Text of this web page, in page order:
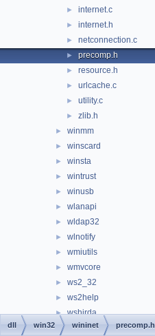
► internet.c
► internet.h
► netconnection.c
► precomp.h
► resource.h
► urlcache.c
► utility.c
► zlib.h
► winmm
► winscard
► winsta
► wintrust
► winusb
► wlanapi
► wldap32
► wlnotify
► wmiutils
► wmvcore
► ws2_32
► ws2help
► wshirda
► wshom.ocx
dll win32 wininet precomp.h